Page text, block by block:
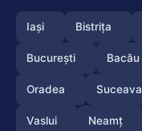
Iași Bistrița
București Bacău
Oradea Suceava
Vaslui Neamț